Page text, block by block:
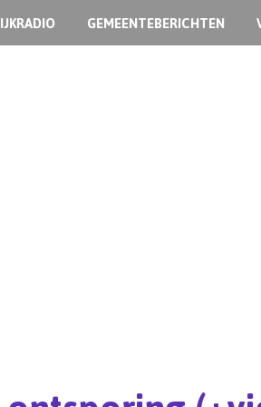
GEMEENTEBERICHTEN